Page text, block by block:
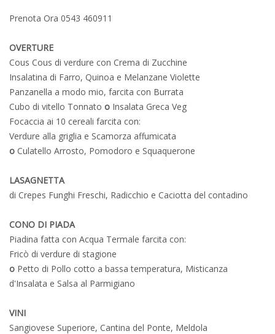
Prenota Ora 0543 460911
OVERTURE
Cous Cous di verdure con Crema di Zucchine
Insalatina di Farro, Quinoa e Melanzane Violette
Panzanella a modo mio, farcita con Burrata
Cubo di vitello Tonnato o Insalata Greca Veg
Focaccia ai 10 cereali farcita con:
Verdure alla griglia e Scamorza affumicata
o Culatello Arrosto, Pomodoro e Squaquerone
LASAGNETTA
di Crepes Funghi Freschi, Radicchio e Caciotta del contadino
CONO DI PIADA
Piadina fatta con Acqua Termale farcita con:
Fricò di verdure di stagione
o Petto di Pollo cotto a bassa temperatura, Misticanza
d'Insalata e Salsa al Parmigiano
VINI
Sangiovese Superiore, Cantina del Ponte, Meldola